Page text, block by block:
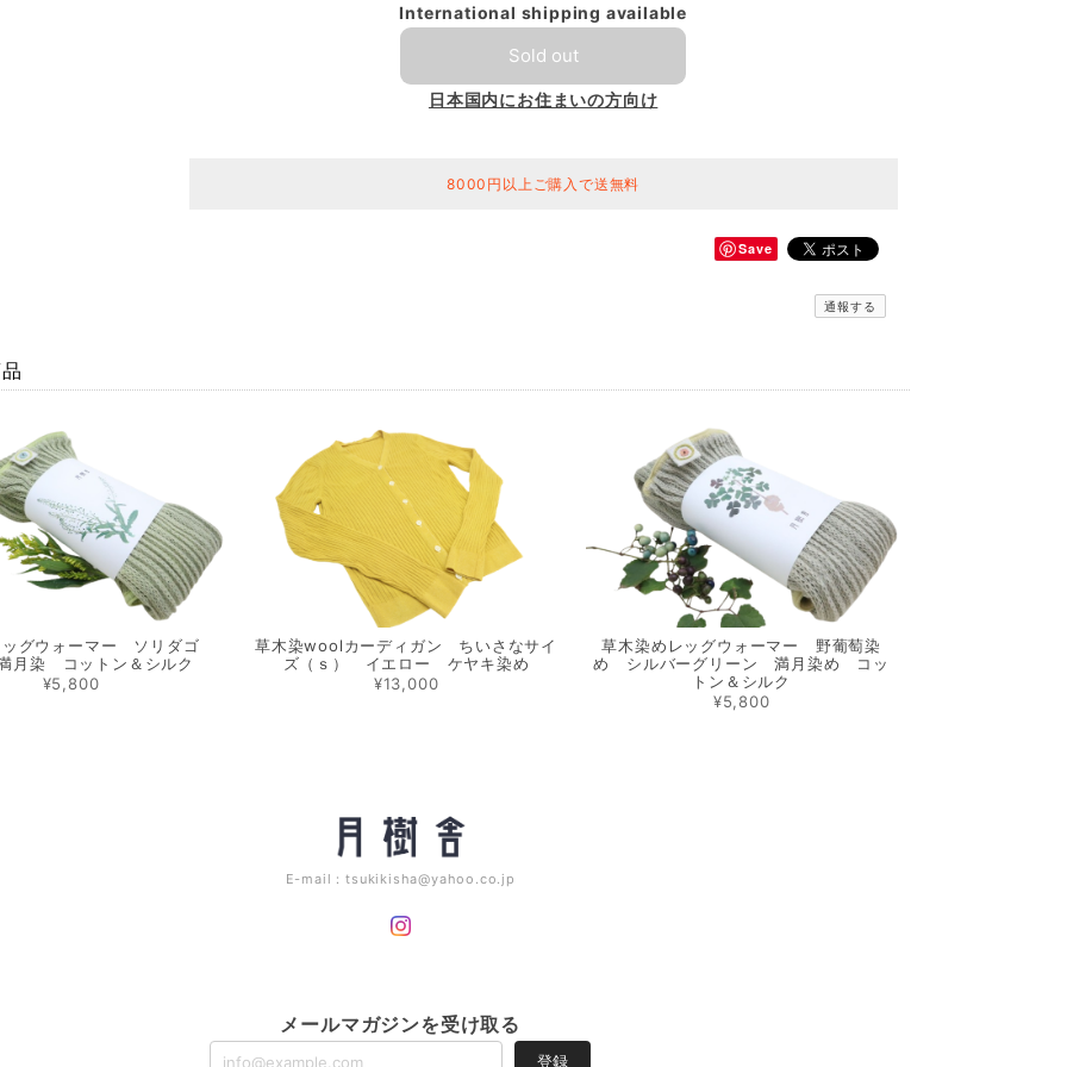
International shipping available
Sold out
日本国内にお住まいの方向け
8000円以上ご購入で送無料
Save
通報する
ッグウォーマー ソリダゴ
月染 コットン＆シルク
¥5,800
草木染woolカーディガン ちいさなサイ
ズ（ｓ） イエロー ケヤキ染め
¥13,000
草木染めレッグウォーマー 野葡萄染
め シルバーグリーン 満月染め コッ
トン＆シルク
¥5,800
E-mail：tsukikisha@yahoo.co.jp
メールマガジンを受け取る
登録